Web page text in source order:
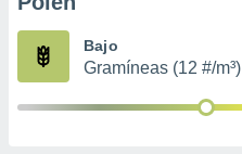
Bajo
Gramíneas (12 #/m³)